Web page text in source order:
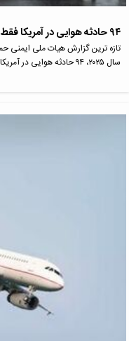
۹۴ حادثه هوایی در آمریکا فقط در دو ماه ۲۰۲۵
تازه ترین گزارش هیات ملی ایمنی
سال ۲۰۲۵، ۹۴ حادثه هوایی در آمریکا اتفاق…